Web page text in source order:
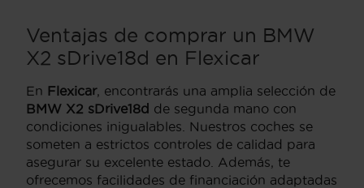
Ventajas de comprar un BMW
X2 sDrive18d en Flexicar
En Flexicar, encontrarás una amplia selección de
BMW X2 sDrive18d de segunda mano con
condiciones inigualables. Nuestros coches se
someten a estrictos controles de calidad para
asegurar su excelente estado. Además, te
ofrecemos facilidades de financiación adaptadas